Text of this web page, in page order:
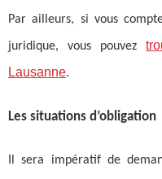
Par ailleurs, si vous
juridique, vous pouvez
Lausanne.
Les situations d’obligation
Il sera impératif de